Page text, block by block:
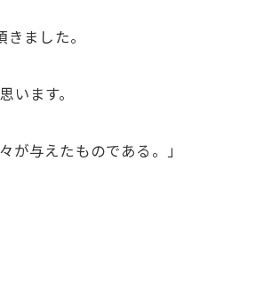
ました。
ます。
が与えたものである。」